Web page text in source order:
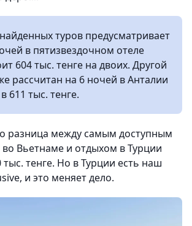
туров предусматривает
в пятизвездочном отеле
604 тыс. тенге на двоих. Другой
рассчитан на 6 ночей в Анталии
611 тыс. тенге.
разница между самым доступным
Вьетнаме и отдыхом в Турции
тенге. Но в Турции есть наш
и это меняет дело.